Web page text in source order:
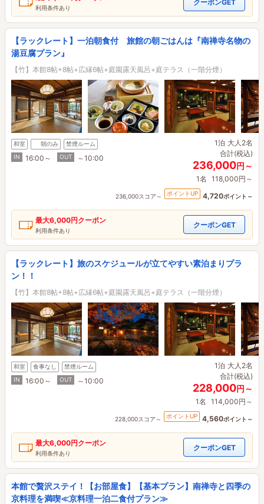
利用条件あり
クーポンGET
【ラックレート】一泊朝食付 旅館の朝ごはんは『南禅寺名物の
湯豆腐プラン』
【竹】本館8帖+8帖+広縁6帖+庭園露天風呂+庭テラス（一階分煙）
和室 朝のみ
禁煙ルーム
IN
16:00～ OUT ～10:00
1泊 大人2名
合計(税込)
236,000円～
1名 118,000円～
236,000スコア～ ポイントUP 4,720ポイント～
最大6,000円クーポン
利用条件あり
クーポンGET
【ラックレート】旅のスケジュールが立てやすい素泊まりプラ
ン！！
【竹】本館8帖+8帖+広縁6帖+庭園露天風呂+庭テラス（一階分煙）
和室 食事なし
禁煙ルーム
IN
16:00～ OUT ～10:00
1泊 大人2名
合計(税込)
228,000円～
1名 114,000円～
228,000スコア～ ポイントUP 4,560ポイント～
最大6,000円クーポン
利用条件あり
クーポンGET
本館で贅沢ステイ！【お部屋食】【基本プラン】南禅寺と四季の
京料理を満喫≪京料理一泊二食付プラン≫